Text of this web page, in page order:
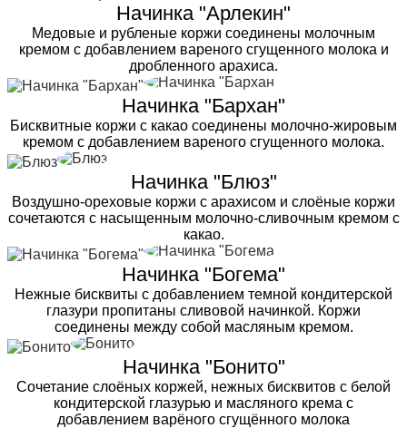
Начинка "Арлекин"
Медовые и рубленые коржи соединены молочным
кремом с добавлением вареного сгущенного молока и
дробленного арахиса.
Начинка "Бархан"
Бисквитные коржи с какао соединены молочно-жировым
кремом с добавлением вареного сгущенного молока.
Начинка "Блюз"
Воздушно-ореховые коржи с арахисом и слоёные коржи
сочетаются с насыщенным молочно-сливочным кремом с
какао.
Начинка "Богема"
Нежные бисквиты с добавлением темной кондитерской
глазури пропитаны сливовой начинкой. Коржи
соединены между собой масляным кремом.
Начинка "Бонито"
Сочетание слоёных коржей, нежных бисквитов с белой
кондитерской глазурью и масляного крема с
добавлением варёного сгущённого молока